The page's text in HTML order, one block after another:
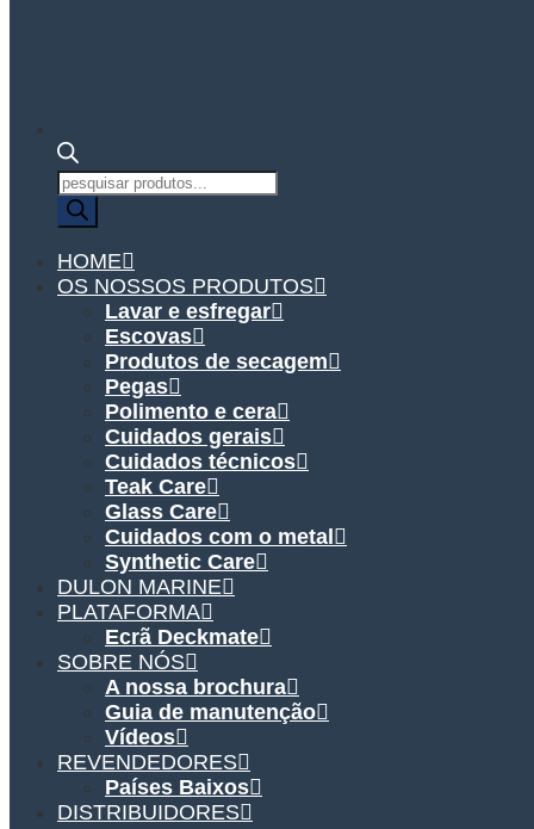
Pesquisa
de
produtos
HOME
OS NOSSOS PRODUTOS
Lavar e esfregar
Escovas
Produtos de secagem
Pegas
Polimento e cera
Cuidados gerais
Cuidados técnicos
Teak Care
Glass Care
Cuidados com o metal
Synthetic Care
DULON MARINE
PLATAFORMA
Ecrã Deckmate
SOBRE NÓS
A nossa brochura
Guia de manutenção
Vídeos
REVENDEDORES
Países Baixos
DISTRIBUIDORES